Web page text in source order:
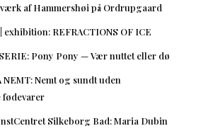
af Hammershøi på Ordrupgaard
exhibition: REFRACTIONS OF ICE
Pony Pony — Vær nuttet eller dø
Nemt og sundt uden
Silkeborg Bad: Maria Dubin